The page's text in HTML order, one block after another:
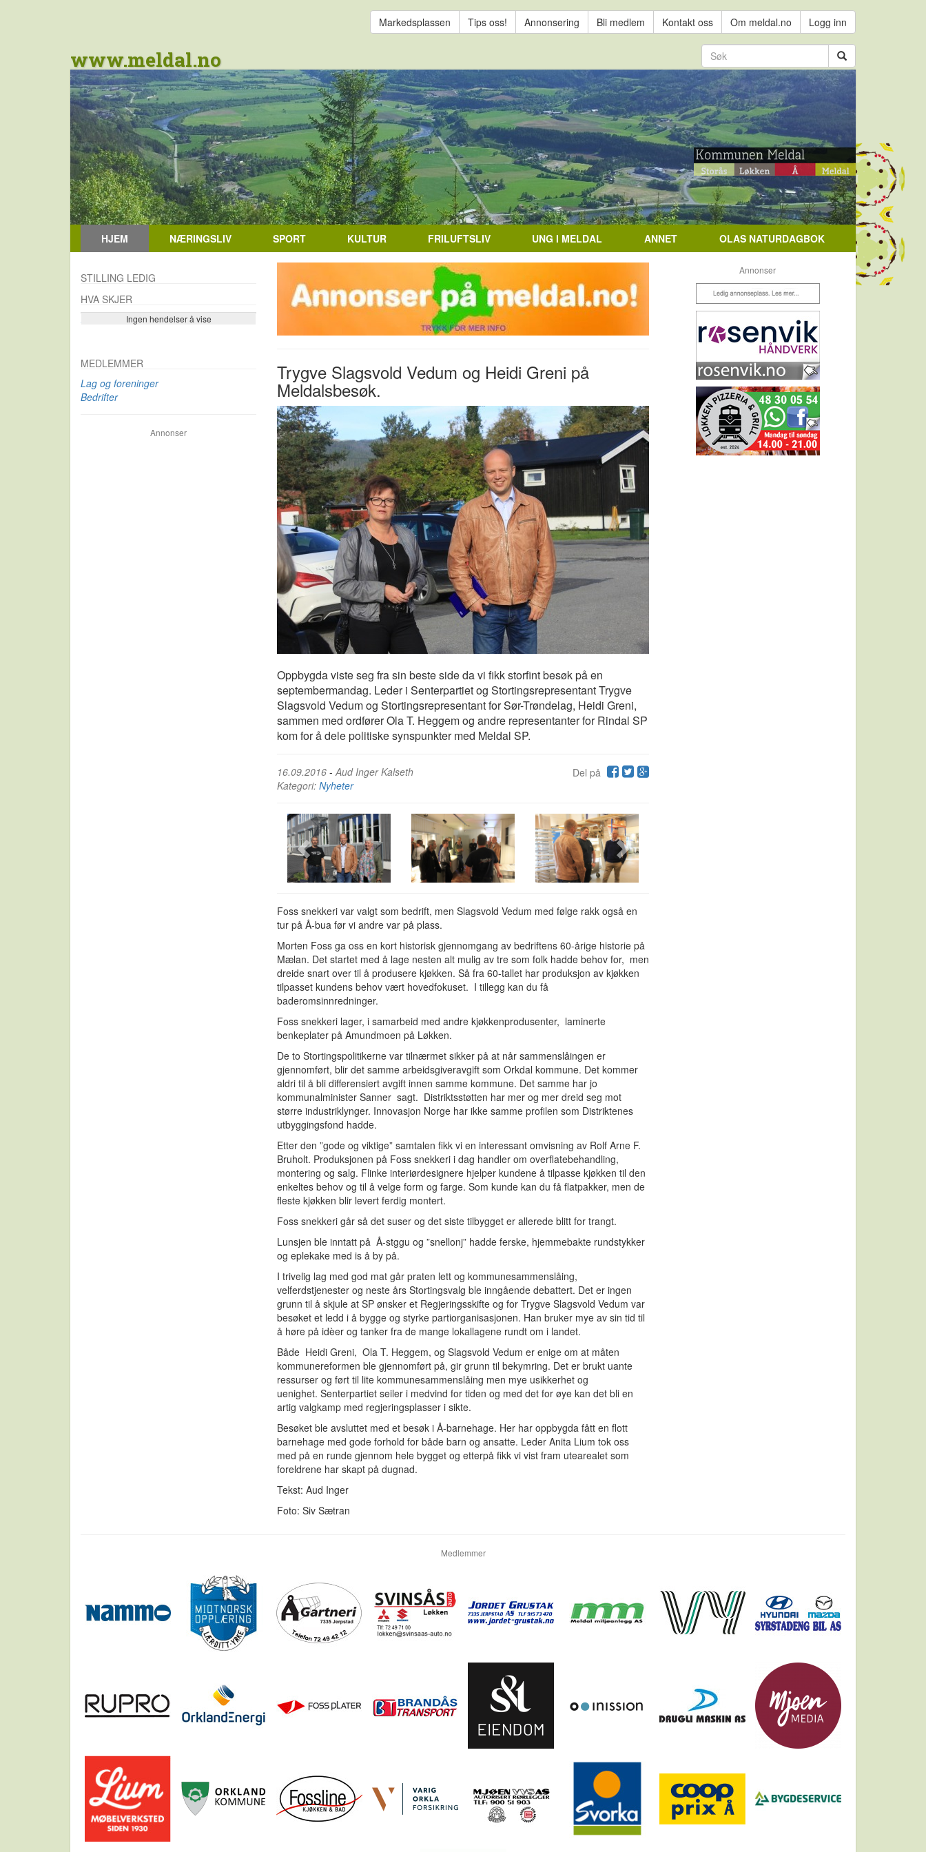
Markedsplassen Tips oss! Annonsering Bli medlem Kontakt oss Om meldal.no Logg inn
www.meldal.no
HJEM NÆRINGSLIV SPORT KULTUR FRILUFTSLIV UNG I MELDAL ANNET OLAS NATURDAGBOK
Trygve Slagsvold Vedum og Heidi Greni på
Meldalsbesøk.
Oppbygda viste seg fra sin beste side da vi fikk storfint besøk på en
septembermandag. Leder i Senterpartiet og Stortingsrepresentant Trygve
Slagsvold Vedum og Stortingsrepresentant for Sør-Trøndelag, Heidi Greni,
sammen med ordfører Ola T. Heggem og andre representanter for Rindal SP
kom for å dele politiske synspunkter med Meldal SP.
Del på
16.09.2016 -Aud Inger Kalseth
Kategori: Nyheter
Foss snekkeri var valgt som bedrift, men Slagsvold Vedum med følge rakk også en
tur på Å-bua før vi andre var på plass.
Morten Foss ga oss en kort historisk gjennomgang av bedriftens 60-årige historie på
Mælan. Det startet med å lage nesten alt mulig av tre som folk hadde behov for, men
dreide snart over til å produsere kjøkken. Så fra 60-tallet har produksjon av kjøkken
tilpasset kundens behov vært hovedfokuset. I tillegg kan du få
baderomsinnredninger.
Foss snekkeri lager, i samarbeid med andre kjøkkenprodusenter, laminerte
benkeplater på Amundmoen på Løkken.
De to Stortingspolitikerne var tilnærmet sikker på at når sammenslåingen er
gjennomført, blir det samme arbeidsgiveravgift som Orkdal kommune. Det kommer
aldri til å bli differensiert avgift innen samme kommune. Det samme har jo
kommunalminister Sanner sagt. Distriktsstøtten har mer og mer dreid seg mot
større industriklynger. Innovasjon Norge har ikke samme profilen som Distriktenes
utbyggingsfond hadde.
Etter den ”gode og viktige” samtalen fikk vi en interessant omvisning av Rolf Arne F.
Bruholt. Produksjonen på Foss snekkeri i dag handler om overflatebehandling,
montering og salg. Flinke interiørdesignere hjelper kundene å tilpasse kjøkken til den
enkeltes behov og til å velge form og farge. Som kunde kan du få flatpakker, men de
fleste kjøkken blir levert ferdig montert.
Foss snekkeri går så det suser og det siste tilbygget er allerede blitt for trangt.
Lunsjen ble inntatt på Å-stggu og ”snellonj” hadde ferske, hjemmebakte rundstykker
og eplekake med is å by på.
I trivelig lag med god mat går praten lett og kommunesammenslåing,
velferdstjenester og neste års Stortingsvalg ble inngående debattert. Det er ingen
grunn til å skjule at SP ønsker et Regjeringsskifte og for Trygve Slagsvold Vedum var
besøket et ledd i å bygge og styrke partiorganisasjonen. Han bruker mye av sin tid til
å høre på idèer og tanker fra de mange lokallagene rundt om i landet.
Både Heidi Greni, Ola T. Heggem, og Slagsvold Vedum er enige om at måten
kommunereformen ble gjennomført på, gir grunn til bekymring. Det er brukt uante
ressurser og ført til lite kommunesammenslåing men mye usikkerhet og
uenighet. Senterpartiet seiler i medvind for tiden og med det for øye kan det bli en
artig valgkamp med regjeringsplasser i sikte.
Besøket ble avsluttet med et besøk i Å-barnehage. Her har oppbygda fått en flott
barnehage med gode forhold for både barn og ansatte. Leder Anita Lium tok oss
med på en runde gjennom hele bygget og etterpå fikk vi vist fram utearealet som
foreldrene har skapt på dugnad.
Tekst: Aud Inger
Foto: Siv Sætran
STILLING LEDIG
HVA SKJER
Ingen hendelser å vise
Se flere…
MEDLEMMER
Lag og foreninger
Bedrifter
Annonser
Annonser
Medlemmer